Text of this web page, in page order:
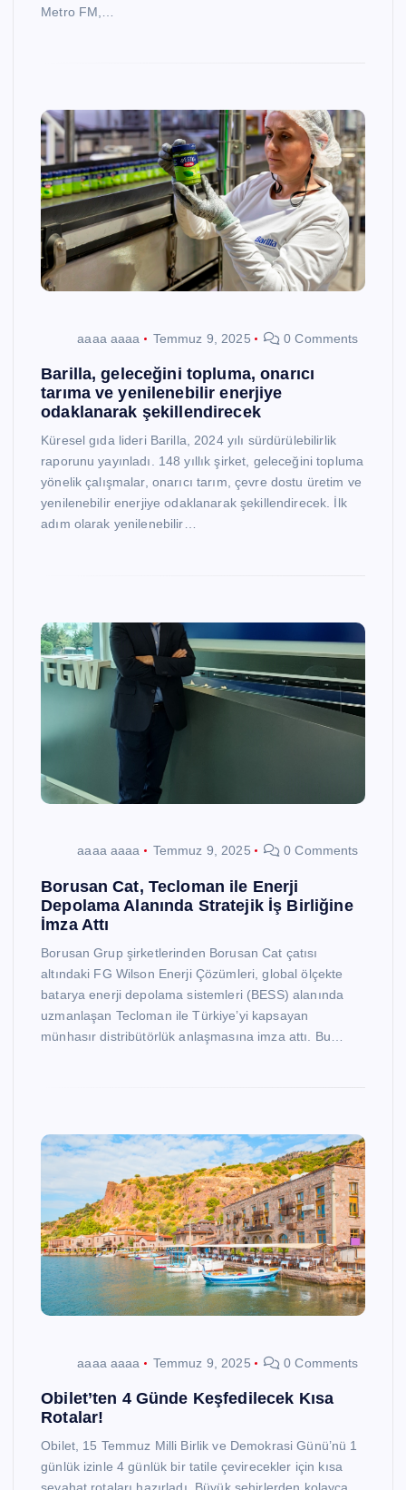
Metro FM,…
aaaa aaaa Temmuz 9, 2025 0 Comments
Barilla, geleceğini topluma, onarıcı
tarıma ve yenilenebilir enerjiye
odaklanarak şekillendirecek
Küresel gıda lideri Barilla, 2024 yılı sürdürülebilirlik
raporunu yayınladı. 148 yıllık şirket, geleceğini topluma
yönelik çalışmalar, onarıcı tarım, çevre dostu üretim ve
yenilenebilir enerjiye odaklanarak şekillendirecek. İlk
adım olarak yenilenebilir…
aaaa aaaa Temmuz 9, 2025 0 Comments
Borusan Cat, Tecloman ile Enerji
Depolama Alanında Stratejik İş Birliğine
İmza Attı
Borusan Grup şirketlerinden Borusan Cat çatısı
altındaki FG Wilson Enerji Çözümleri, global ölçekte
batarya enerji depolama sistemleri (BESS) alanında
uzmanlaşan Tecloman ile Türkiye’yi kapsayan
münhasır distribütörlük anlaşmasına imza attı. Bu…
aaaa aaaa Temmuz 9, 2025 0 Comments
Obilet’ten 4 Günde Keşfedilecek Kısa
Rotalar!
Obilet, 15 Temmuz Milli Birlik ve Demokrasi Günü’nü 1
günlük izinle 4 günlük bir tatile çevirecekler için kısa